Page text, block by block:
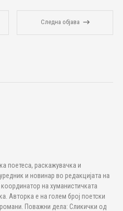
Следна објава
поетеса, раскажувачка и
и новинар во редакцијата на
на хуманистичката
Авторка е на голем број поетски
Поважни дела: Сликички од